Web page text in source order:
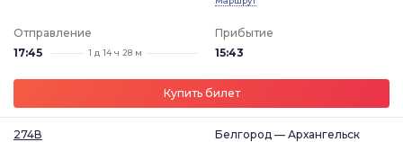
Отправление
17:45
1 д 14 ч 28 м
Прибытие
15:43
Купить билет
274В
Белгород — Архангельск